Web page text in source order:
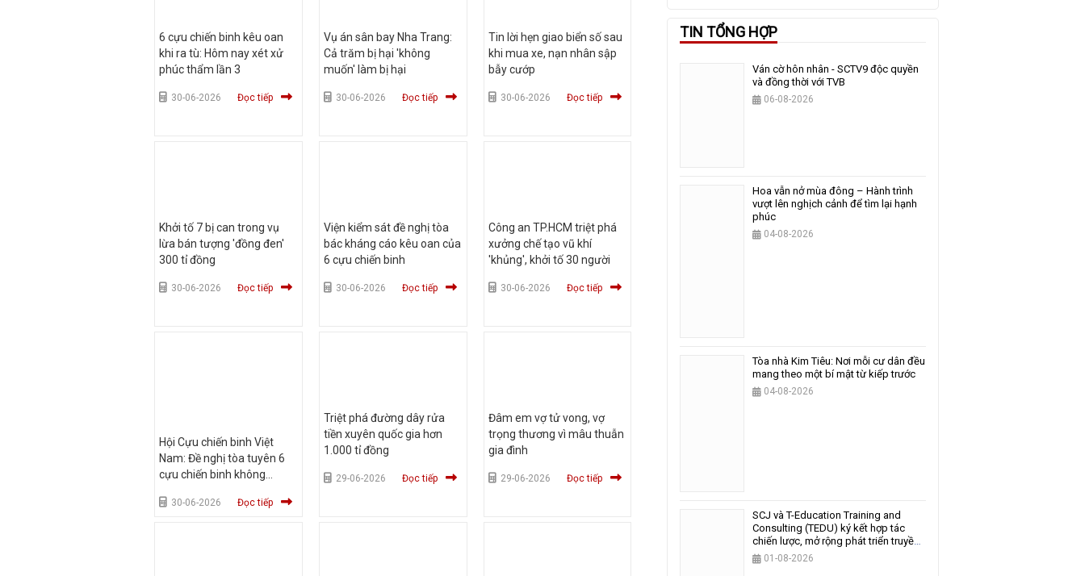
6 cựu chiến binh kêu oan
khi ra tù: Hôm nay xét xử
phúc thẩm lần 3
30-06-2026 Đọc tiếp
Vụ án sân bay Nha Trang:
Cả trăm bị hại 'không
muốn' làm bị hại
30-06-2026 Đọc tiếp
Tin lời hẹn giao biển số sau
khi mua xe, nạn nhân sập
bẫy cướp
30-06-2026 Đọc tiếp
Khởi tố 7 bị can trong vụ
lừa bán tượng 'đồng đen'
300 tỉ đồng
30-06-2026 Đọc tiếp
Viện kiểm sát đề nghị tòa
bác kháng cáo kêu oan của
6 cựu chiến binh
30-06-2026 Đọc tiếp
Công an TP.HCM triệt phá
xưởng chế tạo vũ khí
'khủng', khởi tố 30 người
30-06-2026 Đọc tiếp
Hội Cựu chiến binh Việt
Nam: Đề nghị tòa tuyên 6
cựu chiến binh không
30-06-2026 Đọc tiếp
Triệt phá đường dây rửa
tiền xuyên quốc gia hơn
1.000 tỉ đồng
29-06-2026 Đọc tiếp
Đâm em vợ tử vong, vợ
trọng thương vì mâu thuẫn
gia đình
29-06-2026 Đọc tiếp
TIN TỔNG HỢP
Ván cờ hôn nhân - SCTV9 độc quyền
và đồng thời với TVB
06-08-2026
Hoa vẫn nở mùa đông – Hành trình
vượt lên nghịch cảnh để tìm lại hạnh
phúc
04-08-2026
Tòa nhà Kim Tiêu: Nơi mỗi cư dân đều
mang theo một bí mật từ kiếp trước
04-08-2026
SCJ và T-Education Training and
Consulting (TEDU) ký kết hợp tác
chiến lược, mở rộng phát triển truyền
thông và giáo dục
01-08-2026